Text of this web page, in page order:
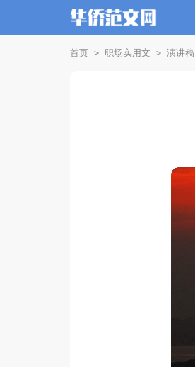
首页 > 职场实用文 > 演讲稿